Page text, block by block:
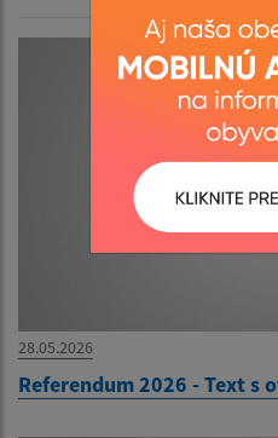
28.05.2026
Referendum 2026 - Text s